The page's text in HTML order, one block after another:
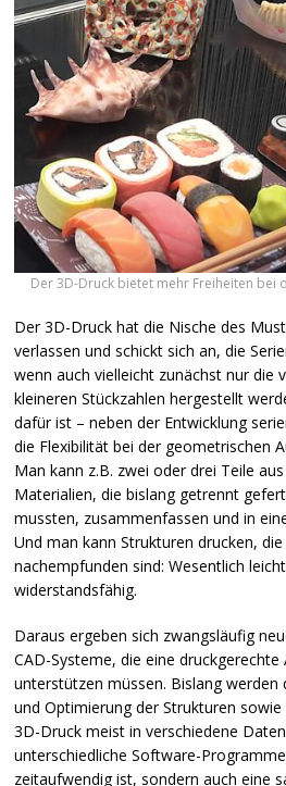
Der 3D-Druck bietet mehr Freiheiten bei
Der 3D-Druck hat die Nische des
verlassen und schickt sich an, die
wenn auch vielleicht zunächst nur die
kleineren Stückzahlen hergestellt
dafür ist – neben der Entwicklung
die Flexibilität bei der geometrischen
Man kann z.B. zwei oder drei Teile
Materialien, die bislang getrennt
mussten, zusammenfassen und in
Und man kann Strukturen drucken,
nachempfunden sind: Wesentlich
widerstandsfähig.
Daraus ergeben sich zwangsläufig
CAD-Systeme, die eine
unterstützen müssen. Bislang werden
und Optimierung der Strukturen
3D-Druck meist in verschiedene
unterschiedliche Software-
zeitaufwendig ist, sondern auch eine